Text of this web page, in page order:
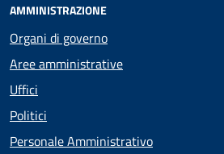
AMMINISTRAZIONE
Organi di governo
Aree amministrative
Uffici
Politici
Personale Amministrativo